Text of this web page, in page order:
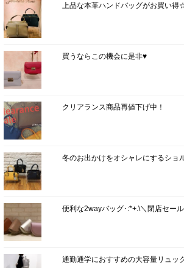
上品な本革ハンドバッグがお買い得
買うならこの機会に是非♥
クリアランス商品再値下げ中！
冬のお出かけをオシャレにするショ
便利な2wayバッグ･:*+.\＼閉店セー
通勤通学におすすめの大容量リュッ